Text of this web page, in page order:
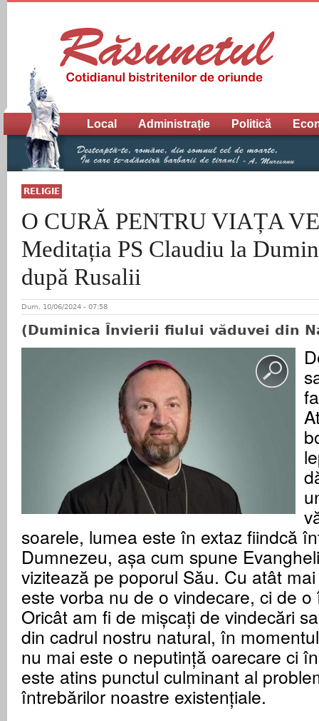
RELIGIE
O CURĂ PENTRU VIAȚA
Meditația PS Claudiu la
după Rusalii
Dum, 10/06/2024 - 07:58
(Duminica Învierii fiului văduvei din
soarele, lumea este în extaz fiindcă
Dumnezeu, așa cum spune
vizitează pe poporul Său. Cu atât
este vorba nu de o vindecare, ci de
Oricât am fi de mișcați de vindecări
din cadrul nostru natural, în
nu mai este o neputință oarecare ci
este atins punctul culminant al
întrebărilor noastre existențiale.
Meniu principal
Local Administrație Politică